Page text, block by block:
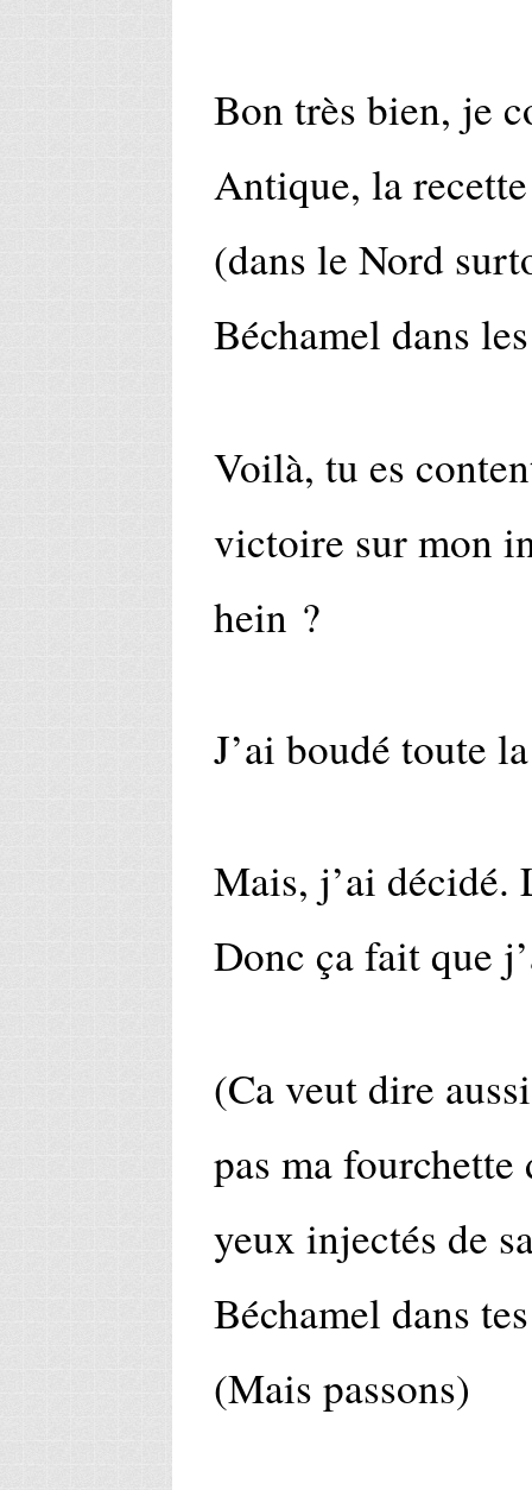
Bon très bien, je
Antique, la
(dans le Nord
Béchamel dans
Voilà, tu es
victoire sur mon
hein ?
J’ai boudé toute
Mais, j’ai décidé.
Donc ça fait que
(Ca veut dire
pas ma
yeux injectés de
Béchamel dans
(Mais passons)